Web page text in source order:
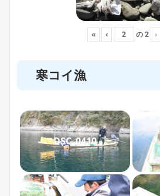
« ‹ の2 ›
寒コイ漁
DSC_0410